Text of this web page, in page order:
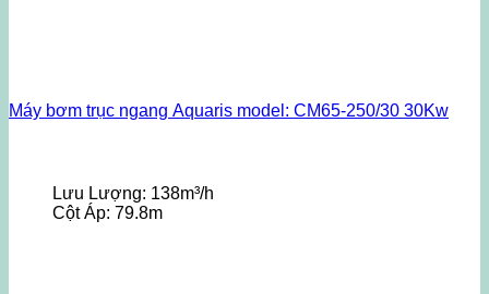
Máy bơm trục ngang Aquaris model: CM65-250/30 30Kw
Lưu Lượng: 138m³/h
Cột Áp: 79.8m